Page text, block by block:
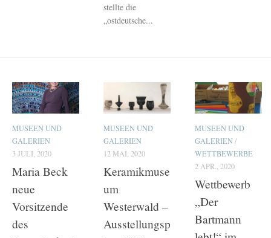
stellte die
„ostdeutsche...
MUSEEN UND
GALERIEN
3 JULI, 2020
Maria Beck
neue
Vorsitzende
des
MUSEEN UND
GALERIEN
12 MAI, 2020
Keramikmuse
um
Westerwald –
Ausstellungsp
MUSEEN UND
GALERIEN/
WETTBEWERBE
2 APR., 2020
Wettbewerb
„Der
Bartmann